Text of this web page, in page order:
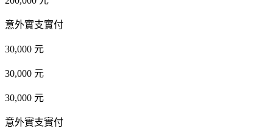
意外實支實付
30,000 元
30,000 元
30,000 元
意外實支實付